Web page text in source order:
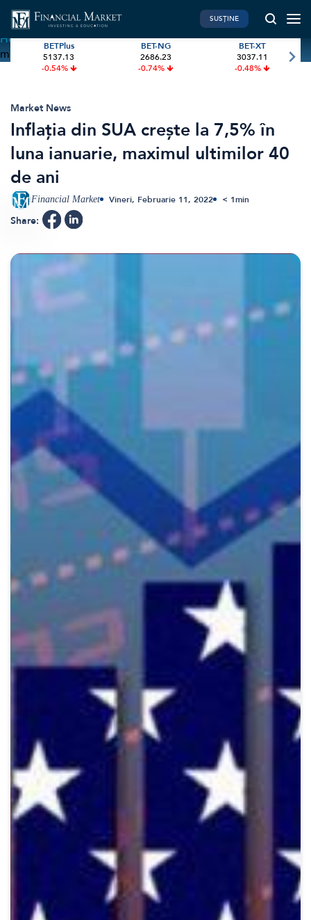
Home»Inflația din SUA crește la 7,5% în luna ianuarie,
maximul ultimilor 40 de ani
PIATA DE CAPITAL
Investiții
International
BVB Recap
Bursa
Acțiunea Zilei
Brokeri
BROKERI
FINANTE PERSONALE
Pensie & taxe
Credite
Start-Up
FINTECH
Digital Trends
Crypto
Digital payments
Sustainability
SUSȚINE
BETPlus
5137.13
-0.54%
BET-NG
2686.23
-0.74%
BET-XT
3037.11
-0.48%
Market News
Inflația din SUA crește la 7,5% în
luna ianuarie, maximul ultimilor 40
de ani
Financial Market Vineri, Februarie 11, 2022 < 1min
Share: